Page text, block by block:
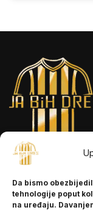
Da bismo
tehnologije poput
na uređaju.
INFORMACIJE
O nama
Kontakt